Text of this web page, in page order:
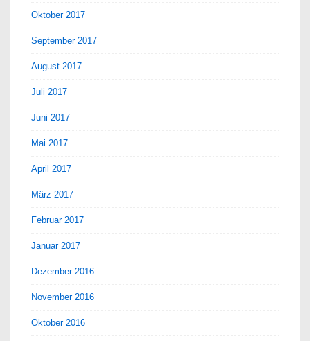
Oktober 2017
September 2017
August 2017
Juli 2017
Juni 2017
Mai 2017
April 2017
März 2017
Februar 2017
Januar 2017
Dezember 2016
November 2016
Oktober 2016